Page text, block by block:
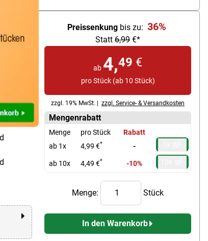
Preissenkung bis zu: 36%
Statt 6,99 €*
ab 4,49 €
pro Stück (ab 10 Stück)
zzgl. 19% MwSt. | zzgl. Service- & Versandkosten
Mengenrabatt
Menge pro Stück
Rabatt
ab 1x
4,99 €* -
ab 10x 4,49 €* -10%
Menge: Stück
In den Warenkorb